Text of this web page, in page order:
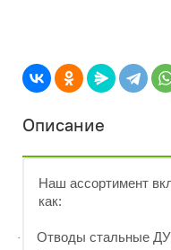
Описание
Наш ассортимент
как:
· Отводы стальные ДУ